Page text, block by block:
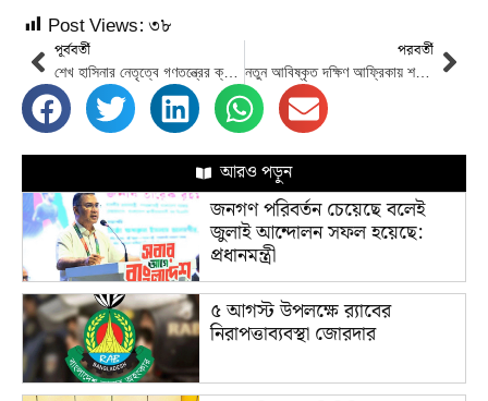
Post Views:৩৮
পূর্ববর্তী
শেখ হাসিনার নেতৃত্বে গণতন্ত্রের ক্রমবিকাশ ধারায় এগিয়ে যাচ্ছে : ওবায়দুল কাদের
পরবর্তী
নতুন আবিষ্কৃত দক্ষিণ আফ্রিকায় শনাক্ত করোনার উদ্বেগজনক ধরনের নাম ‘ওমিক্রন’
আরও পড়ুন
জনগণ পরিবর্তন চেয়েছে বলেই
জুলাই আন্দোলন সফল হয়েছে:
প্রধানমন্ত্রী
৫ আগস্ট উপলক্ষে র‌্যাবের
নিরাপত্তাব্যবস্থা জোরদার